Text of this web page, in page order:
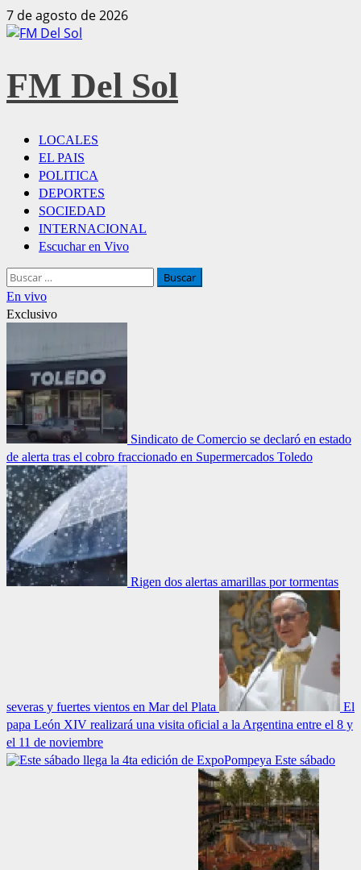
Saltar
al
7 de agosto de 2026
FM Del Sol
Menú
principal
LOCALES
EL PAIS
POLITICA
DEPORTES
SOCIEDAD
INTERNACIONAL
Escuchar en Vivo
Buscar:
En vivo
Exclusivo
Sindicato de Comercio se declaró en estado
de alerta tras el cobro fraccionado en Supermercados Toledo
Rigen dos alertas amarillas por tormentas
severas y fuertes vientos en Mar del Plata
El
papa León XIV realizará una visita oficial a la Argentina entre el 8 y
el 11 de noviembre
Este sábado